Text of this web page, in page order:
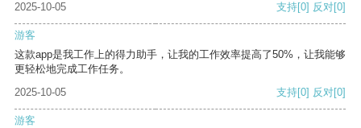
2025-10-05
支持[0] 反对[0]
游客
这款app是我工作上的得力助手，让我的工作效率提高了50%，让我能够
更轻松地完成工作任务。
2025-10-05
支持[0] 反对[0]
游客